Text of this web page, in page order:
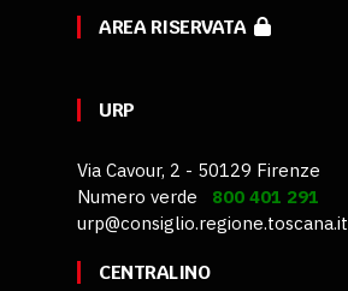
AREA RISERVATA
URP
Via Cavour, 2 - 50129 Firenze
Numero verde 800 401 291
urp@consiglio.regione.toscana.it
CENTRALINO